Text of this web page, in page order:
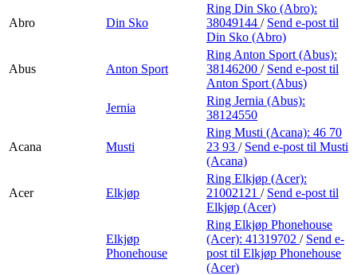
Abro Din Sko
Ring Din Sko (Abro):
38049144 / Send e-post til
Din Sko (Abro)
Abus Anton Sport
Ring Anton Sport (Abus):
38146200 / Send e-post til
Anton Sport (Abus)
Jernia
Ring Jernia (Abus):
38124550
Acana Musti
Ring Musti (Acana): 46 70
23 93 / Send e-post til Musti
(Acana)
Acer Elkjøp
Ring Elkjøp (Acer):
21002121 / Send e-post til
Elkjøp (Acer)
Elkjøp
Phonehouse
Ring Elkjøp Phonehouse
(Acer): 41319702 / Send e-
post til Elkjøp Phonehouse
(Acer)